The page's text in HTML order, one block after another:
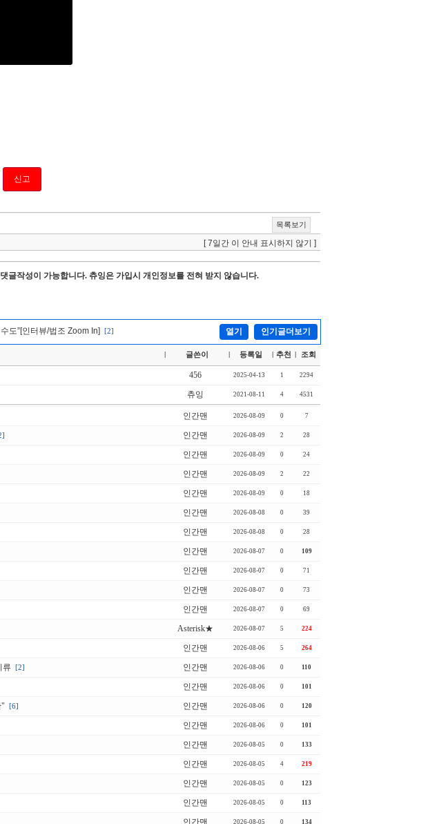
신고
목록보기
[ 7일간 이 안내 표시하지 않기 ]
글작성이 가능합니다. 츄잉은 가입시 개인정보를 전혀 받지 않습니다.
도”[인터뷰/법조 Zoom In] [2] 열기 인기글더보기
글쓴이 등록일 추천 조회
456 2025-04-13 1 2294
츄잉 2021-08-11 4 4531
인간맨 2026-08-09 0 7
인간맨 2026-08-09 2 28
인간맨 2026-08-09 0 24
인간맨 2026-08-09 2 22
인간맨 2026-08-09 0 18
인간맨 2026-08-08 0 39
인간맨 2026-08-08 0 28
인간맨 2026-08-07 0 109
인간맨 2026-08-07 0 71
인간맨 2026-08-07 0 73
인간맨 2026-08-07 0 69
Asterisk★ 2026-08-07 5 224
인간맨 2026-08-06 5 264
류 [2] 인간맨 2026-08-06 0 110
인간맨 2026-08-06 0 101
[6] 인간맨 2026-08-06 0 120
인간맨 2026-08-06 0 101
인간맨 2026-08-05 0 133
인간맨 2026-08-05 4 219
인간맨 2026-08-05 0 123
인간맨 2026-08-05 0 113
인간맨 2026-08-05 0 134